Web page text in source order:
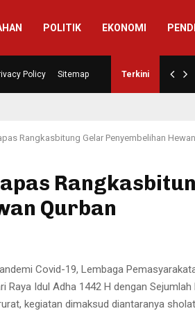
POLITIK EKONOMI
Policy Sitemap Terkini
Pembangunan Jalan…
Rangkasbitung Gelar Penyembelihan
Qurban
Covid-19, Lembaga
Raya Idul Adha 1442 H dengan
kegiatan dimaksud diantaranya